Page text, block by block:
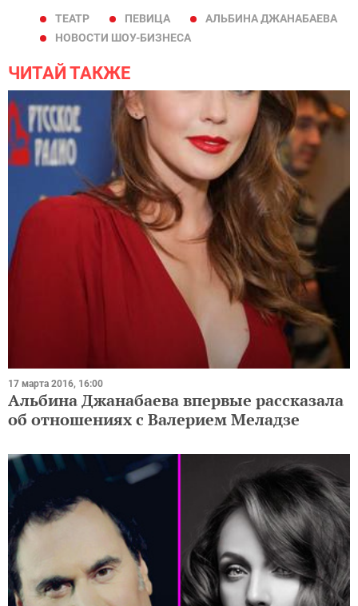
ТЕАТР ПЕВИЦА
АЛЬБИНА ДЖАНАБАЕВА
НОВОСТИ ШОУ-БИЗНЕСА
ЧИТАЙ ТАКЖЕ
17 марта 2016, 16:00
Альбина Джанабаева впервые рассказала
об отношениях с Валерием Меладзе